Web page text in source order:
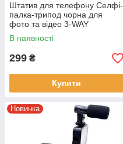
Штатив для телефону Селфі-
палка-трипод чорна для
фото та відео 3-WAY
Монопод для екшн камер
В наявності
299 ₴
Купити
Новинка